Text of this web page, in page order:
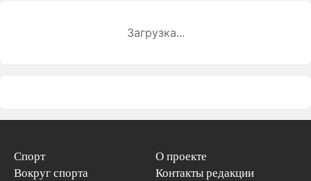
Загрузка...
Спорт
Вокруг спорта
О проекте
Контакты редакции